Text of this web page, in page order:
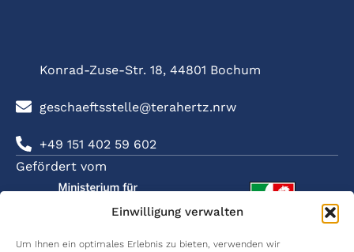
Einwilligung verwalten
Um Ihnen ein optimales Erlebnis zu bieten, verwenden wir
Konrad-Zuse-Str. 18, 44801 Bochum
geschaeftsstelle@terahertz.nrw
+49 151 402 59 602
Gefördert vom